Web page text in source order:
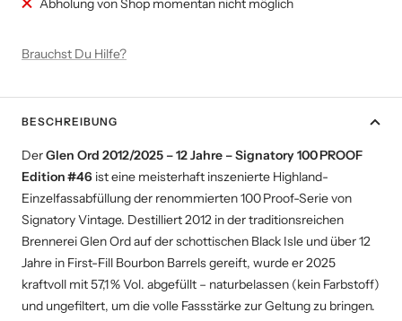
Abholung von Shop momentan nicht möglich
Brauchst Du Hilfe?
BESCHREIBUNG
DerGlen Ord 2012/2025 – 12 Jahre – Signatory 100 PROOF
Edition #46 ist eine meisterhaft inszenierte Highland-
Einzelfassabfüllung der renommierten 100 Proof-Serie von
Signatory Vintage. Destilliert 2012 in der traditionsreichen
Brennerei Glen Ord auf der schottischen Black Isle und über 12
Jahre in First-Fill Bourbon Barrels gereift, wurde er 2025
kraftvoll mit 57,1 % Vol. abgefüllt – naturbelassen (kein Farbstoff)
und ungefiltert, um die volle Fassstärke zur Geltung zu bringen.